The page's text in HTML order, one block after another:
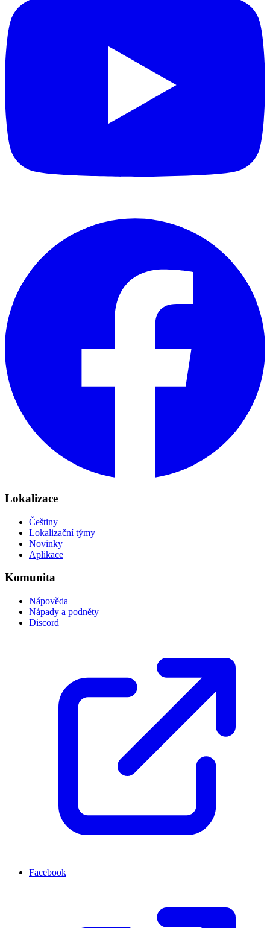
Lokalizace
Češtiny
Lokalizační týmy
Novinky
Aplikace
Komunita
Nápověda
Nápady a podněty
Discord
Facebook